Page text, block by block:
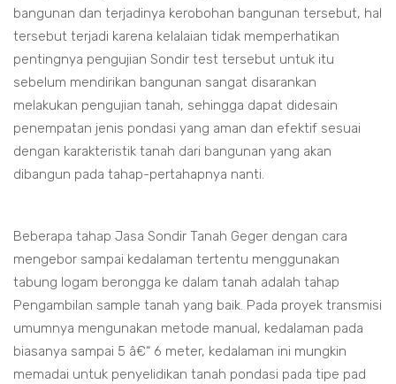
bangunan dan terjadinya kerobohan bangunan tersebut, hal
tersebut terjadi karena kelalaian tidak memperhatikan
pentingnya pengujian Sondir test tersebut untuk itu
sebelum mendirikan bangunan sangat disarankan
melakukan pengujian tanah, sehingga dapat didesain
penempatan jenis pondasi yang aman dan efektif sesuai
dengan karakteristik tanah dari bangunan yang akan
dibangun pada tahap-pertahapnya nanti.
Beberapa tahap Jasa Sondir Tanah Geger dengan cara
mengebor sampai kedalaman tertentu menggunakan
tabung logam berongga ke dalam tanah adalah tahap
Pengambilan sample tanah yang baik. Pada proyek transmisi
umumnya mengunakan metode manual, kedalaman pada
biasanya sampai 5 â€“ 6 meter, kedalaman ini mungkin
memadai untuk penyelidikan tanah pondasi pada tipe pad